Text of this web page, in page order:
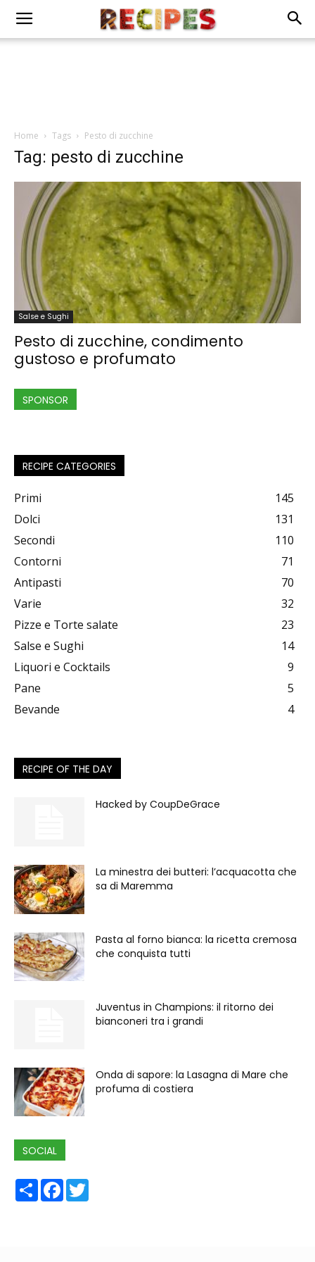
Home Tags Pesto di zucchine
Tag: pesto di zucchine
Salse e Sughi
Pesto di zucchine, condimento
gustoso e profumato
SPONSOR
RECIPE CATEGORIES
Primi
145
Dolci
131
Secondi
110
Contorni
71
Antipasti
70
Varie
32
Pizze e Torte salate
23
Salse e Sughi
14
Liquori e Cocktails
9
Pane
5
Bevande
4
RECIPE OF THE DAY
Hacked by CoupDeGrace
La minestra dei butteri: l’acquacotta che
sa di Maremma
Pasta al forno bianca: la ricetta cremosa
che conquista tutti
Juventus in Champions: il ritorno dei
bianconeri tra i grandi
Onda di sapore: la Lasagna di Mare che
profuma di costiera
SOCIAL
ShareFacebook